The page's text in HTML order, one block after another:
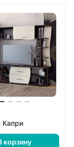
Капри
корзину